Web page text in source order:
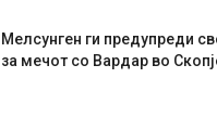
Мелсунген ги предупреди
за мечот со Вардар во